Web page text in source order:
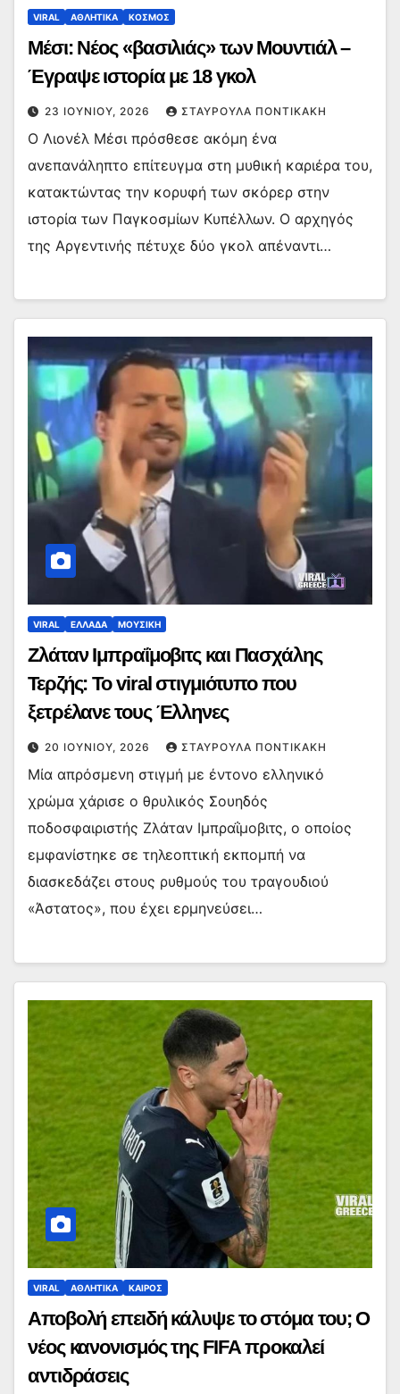
VIRAL ΑΘΛΗΤΙΚΑ ΚΟΣΜΟΣ
Μέσι: Νέος «βασιλιάς» των Μουντιάλ –
Έγραψε ιστορία με 18 γκολ
23 ΙΟΥΝΊΟΥ, 2026 ΣΤΑΥΡΟΎΛΑ ΠΟΝΤΙΚΆΚΗ
Ο Λιονέλ Μέσι πρόσθεσε ακόμη ένα
ανεπανάληπτο επίτευγμα στη μυθική καριέρα του,
κατακτώντας την κορυφή των σκόρερ στην
ιστορία των Παγκοσμίων Κυπέλλων. Ο αρχηγός
της Αργεντινής πέτυχε δύο γκολ απέναντι…
VIRAL ΕΛΛΑΔΑ ΜΟΥΣΙΚΗ
Ζλάταν Ιμπραΐμοβιτς και Πασχάλης
Τερζής: Το viral στιγμιότυπο που
ξετρέλανε τους Έλληνες
20 ΙΟΥΝΊΟΥ, 2026 ΣΤΑΥΡΟΎΛΑ ΠΟΝΤΙΚΆΚΗ
Μία απρόσμενη στιγμή με έντονο ελληνικό
χρώμα χάρισε ο θρυλικός Σουηδός
ποδοσφαιριστής Ζλάταν Ιμπραΐμοβιτς, ο οποίος
εμφανίστηκε σε τηλεοπτική εκπομπή να
διασκεδάζει στους ρυθμούς του τραγουδιού
«Άστατος», που έχει ερμηνεύσει…
VIRAL ΑΘΛΗΤΙΚΑ ΚΑΙΡΟΣ
Αποβολή επειδή κάλυψε το στόμα του; Ο
νέος κανονισμός της FIFA προκαλεί
αντιδράσεις